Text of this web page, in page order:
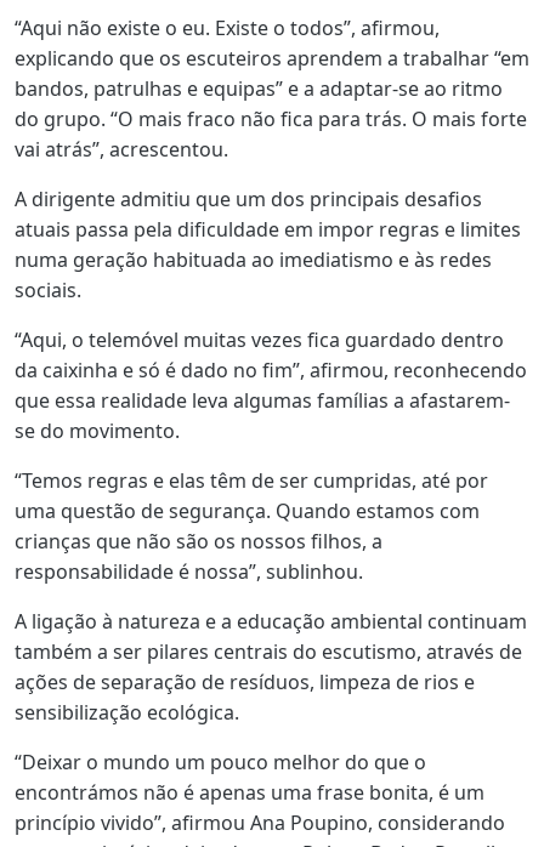
“Aqui não existe o eu. Existe o todos”, afirmou,
explicando que os escuteiros aprendem a trabalhar “em
bandos, patrulhas e equipas” e a adaptar-se ao ritmo
do grupo. “O mais fraco não fica para trás. O mais forte
vai atrás”, acrescentou.
A dirigente admitiu que um dos principais desafios
atuais passa pela dificuldade em impor regras e limites
numa geração habituada ao imediatismo e às redes
sociais.
“Aqui, o telemóvel muitas vezes fica guardado dentro
da caixinha e só é dado no fim”, afirmou, reconhecendo
que essa realidade leva algumas famílias a afastarem-
se do movimento.
“Temos regras e elas têm de ser cumpridas, até por
uma questão de segurança. Quando estamos com
crianças que não são os nossos filhos, a
responsabilidade é nossa”, sublinhou.
A ligação à natureza e a educação ambiental continuam
também a ser pilares centrais do escutismo, através de
ações de separação de resíduos, limpeza de rios e
sensibilização ecológica.
“Deixar o mundo um pouco melhor do que o
encontrámos não é apenas uma frase bonita, é um
princípio vivido”, afirmou Ana Poupino, considerando